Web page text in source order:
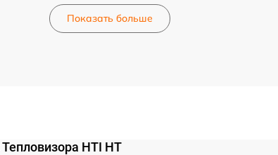
от 60 мин
Показать больше
HTI HT